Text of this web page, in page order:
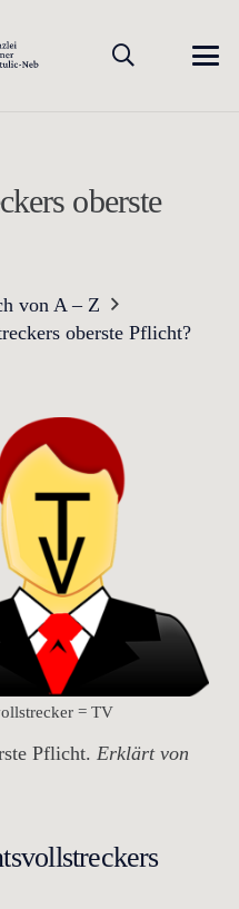
oberste
von A – Z
oberste Pflicht?
= TV
Pflicht. Erklärt von